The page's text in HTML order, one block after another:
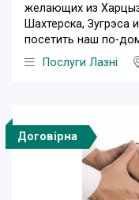
желающих из
Шахтерска, Зугрэса
посетить наш по-
Послуги Лазні
Договірна